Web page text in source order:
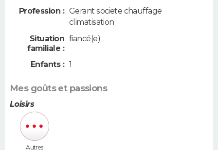
Profession : Gerant societe chauffage
climatisation
Situation
familiale :
fiancé(e)
Enfants : 1
Mes goûts et passions
Loisirs
Autres